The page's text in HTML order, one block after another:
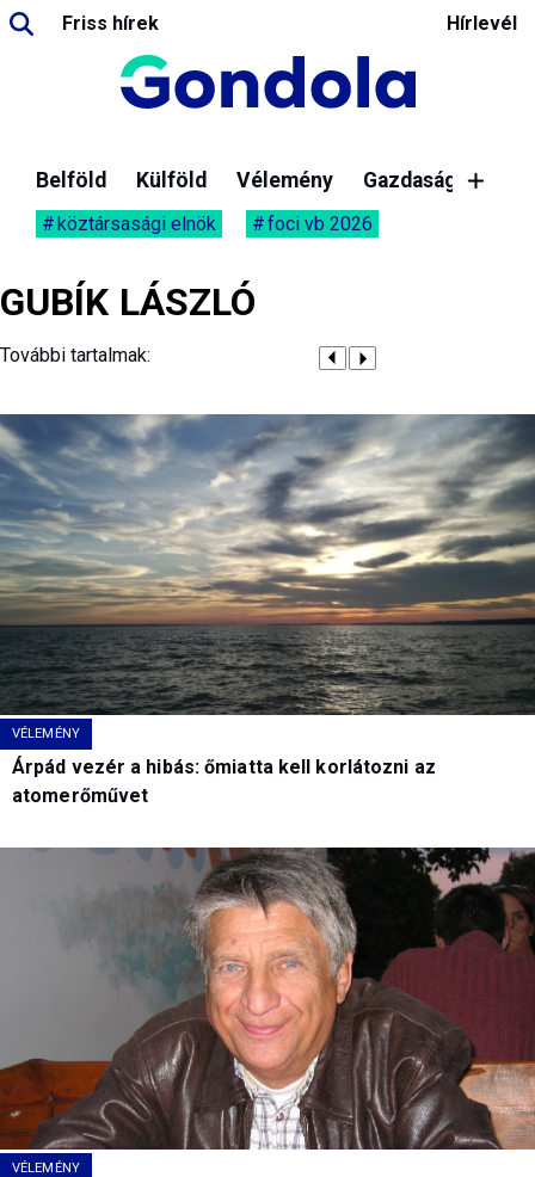
Friss hírek Hírlevél
Belföld Külföld Vélemény Gazdaság
köztársasági elnök foci vb 2026
GUBÍK LÁSZLÓ
További tartalmak:
VÉLEMÉNY
Árpád vezér a hibás: őmiatta kell korlátozni az
atomerőművet
VÉLEMÉNY